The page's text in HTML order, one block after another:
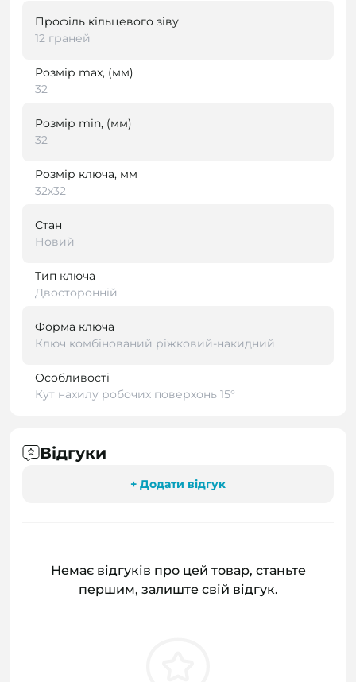
Профіль кільцевого зіву
12 граней
Розмір max, (мм)
32
Розмір min, (мм)
32
Розмір ключа, мм
32x32
Стан
Новий
Тип ключа
Двосторонній
Форма ключа
Ключ комбінований ріжковий-накидний
Особливості
Кут нахилу робочих поверхонь 15°
Відгуки
+ Додати відгук
Немає відгуків про цей товар, станьте
першим, залиште свій відгук.